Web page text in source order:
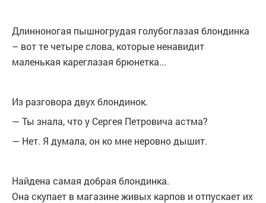
Длинноногая пышногрудая голубоглазая блондинка
– вот те четыре слова, которые ненавидит
маленькая кареглазая брюнетка...
Из разговора двух блондинок.
— Ты знала, что у Сергея Петровича астма?
— Нет. Я думала, он ко мне неровно дышит.
Найдена самая добрая блондинка.
Она скупает в магазине живых карпов и отпускает их